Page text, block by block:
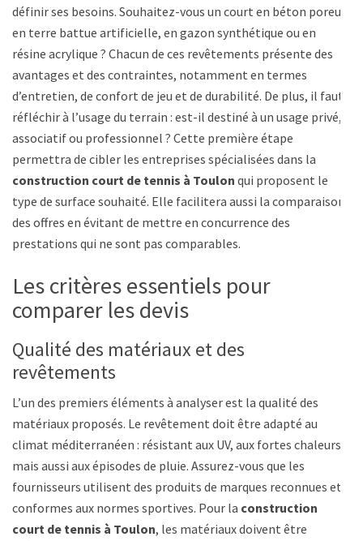
définir ses besoins. Souhaitez-vous un court en béton poreux,
en terre battue artificielle, en gazon synthétique ou en
résine acrylique ? Chacun de ces revêtements présente des
avantages et des contraintes, notamment en termes
d’entretien, de confort de jeu et de durabilité. De plus, il faut
réfléchir à l’usage du terrain : est-il destiné à un usage privé,
associatif ou professionnel ? Cette première étape
permettra de cibler les entreprises spécialisées dans la
construction court de tennis à Toulon qui proposent le
type de surface souhaité. Elle facilitera aussi la comparaison
des offres en évitant de mettre en concurrence des
prestations qui ne sont pas comparables.
Les critères essentiels pour
comparer les devis
Qualité des matériaux et des
revêtements
L’un des premiers éléments à analyser est la qualité des
matériaux proposés. Le revêtement doit être adapté au
climat méditerranéen : résistant aux UV, aux fortes chaleurs,
mais aussi aux épisodes de pluie. Assurez-vous que les
fournisseurs utilisent des produits de marques reconnues et
conformes aux normes sportives. Pour la construction
court de tennis à Toulon, les matériaux doivent être